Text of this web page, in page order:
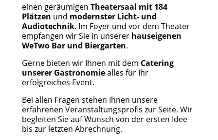
einen geräumigen Theatersaal mit 184
Plätzen und modernster Licht- und
Audiotechnik. Im Foyer und vor dem Theater
empfangen wir Sie in unserer hauseigenen
WeTwo Bar und Biergarten.
Gerne bieten wir Ihnen mit dem Catering
unserer Gastronomiealles für Ihr
erfolgreiches Event.
Bei allen Fragen stehen Ihnen unsere
erfahrenen Veranstaltungsprofis zur Seite. Wir
begleiten Sie auf Wunsch von der ersten Idee
bis zur letzten Abrechnung.